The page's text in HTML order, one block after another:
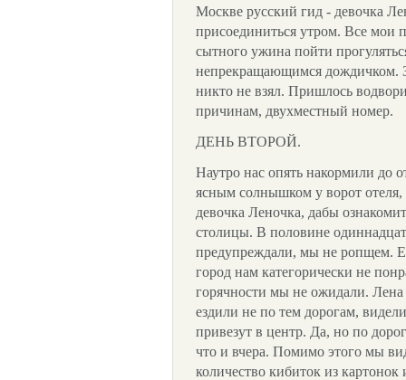
Москве русский гид - девочка
присоединиться утром. Все мои
сытного ужина пойти
непрекращающимся дождичком.
никто не взял. Пришлось
причинам, двухместный номер.
ДЕНЬ ВТОРОЙ.
Наутро нас опять накормили до
ясным солнышком у ворот
девочка Леночка, дабы
столицы. В половине
предупреждали, мы не ропщем.
город нам категорически не
горячности мы не ожидали.
ездили не по тем дорогам,
привезут в центр. Да, но по
что и вчера. Помимо этого мы
количество кибиток из